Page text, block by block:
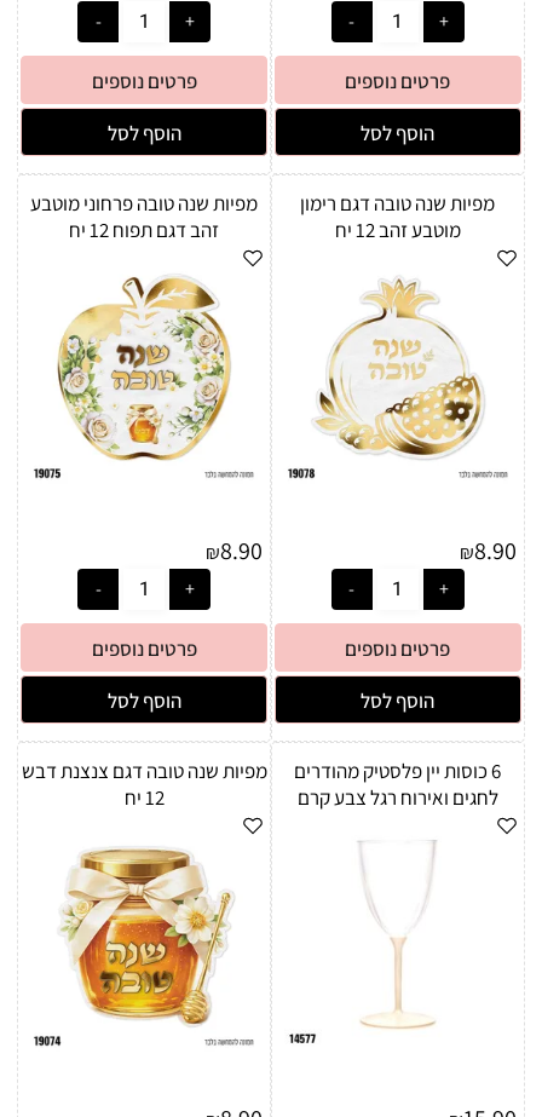
פרטים נוספים
הוסף לסל
פרטים נוספים
הוסף לסל
מפיות שנה טובה דגם רימון
מוטבע זהב 12 יח
₪8.90
פרטים נוספים
הוסף לסל
מפיות שנה טובה פרחוני מוטבע
זהב דגם תפוח 12 יח
₪8.90
פרטים נוספים
הוסף לסל
6 כוסות יין פלסטיק מהודרים
לחגים ואירוח רגל צבע קרם
מפיות שנה טובה דגם צנצנת דבש
12 יח